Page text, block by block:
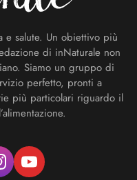
e salute. Un obiettivo più
di inNaturale non
Siamo un gruppo di
perfetto, pronti a
più particolari riguardo il
youtube